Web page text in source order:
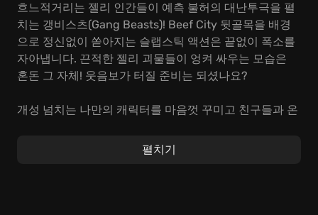
흐느적거리는 젤리 인간들이 예측 불허의 대난투극을 펼
치는 갱비스츠(Gang Beasts)! Beef City 뒷골목을 배경
으로 정신없이 쏟아지는 슬랩스틱 액션은 끝없이 폭소를
자아냅니다. 끈적한 젤리 괴물들이 엉켜 싸우는 모습은
혼돈 그 자체! 웃음보가 터질 준비는 되셨나요?
개성 넘치는 나만의 캐릭터를 마음껏 꾸미고 친구들과 온
갱단에게 시원한 한 방을 날려줄 기회, 놓치지 마세요! 이
펼치기